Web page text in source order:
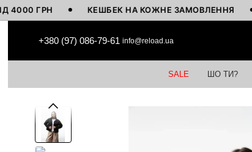
ГРН КЕШБЕК НА КОЖНЕ ЗАМОВЛЕННЯ
+380 (97) 086-79-61 info@reload.ua
SALE ШО ТИ?